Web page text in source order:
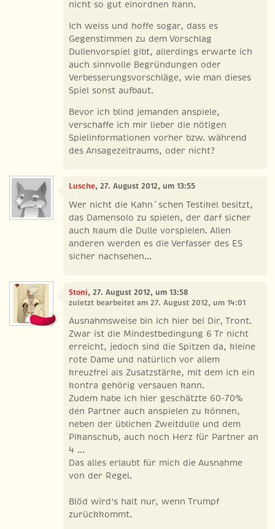
nicht so gut einordnen kann.
Ich weiss und hoffe sogar, dass es
Gegenstimmen zu dem Vorschlag
Dullenvorspiel gibt, allerdings erwarte ich
auch sinnvolle Begründungen oder
Verbesserungsvorschläge, wie man dieses
Spiel sonst aufbaut.
Bevor ich blind jemanden anspiele,
verschaffe ich mir lieber die nötigen
Spielinformationen vorher bzw. während
des Ansagezeitraums, oder nicht?
Lusche, 27. August 2012, um 13:55
Wer nicht die Kahn`schen Testikel besitzt,
das Damensolo zu spielen, der darf sicher
auch kaum die Dulle vorspielen. Allen
anderen werden es die Verfasser des ES
sicher nachsehen...
Stoni, 27. August 2012, um 13:58
zuletzt bearbeitet am 27. August 2012, um 14:01
Ausnahmsweise bin ich hier bei Dir, Tront.
Zwar ist die Mindestbedingung 6 Tr nicht
erreicht, jedoch sind die Spitzen da, kleine
rote Dame und natürlich vor allem
kreuzfrei als Zusatzstärke, mit dem ich ein
kontra gehörig versauen kann.
Zudem habe ich hier geschätzte 60-70%
den Partner auch anspielen zu können,
neben der üblichen Zweitdulle und dem
Pikanschub, auch noch Herz für Partner an
4 ...
Das alles erlaubt für mich die Ausnahme
von der Regel.
Blöd wird's halt nur, wenn Trumpf
zurückkommt.